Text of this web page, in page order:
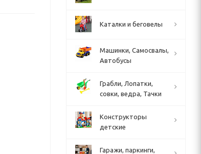
Каталки и беговелы
Машинки, Самосвалы,
Автобусы
Грабли, Лопатки,
совки, ведра, Тачки
Конструкторы
детские
Гаражи, паркинги,